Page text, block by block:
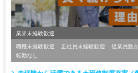
業界未経験歓迎
職種未経験歓迎 正社員未経験歓迎 従業員数
転勤なし